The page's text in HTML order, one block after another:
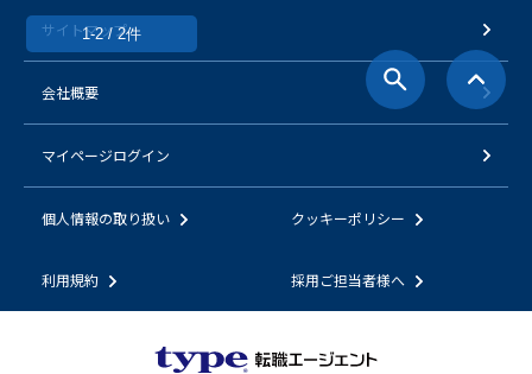
1-2 / 2件
サイトマップ
会社概要
マイページログイン
個人情報の取り扱い クッキーポリシー
利用規約 採用ご担当者様へ